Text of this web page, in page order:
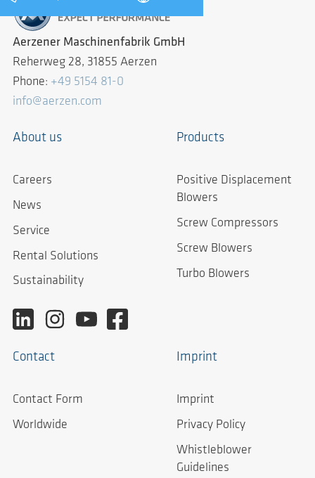
Aerzener Maschinenfabrik GmbH
Reherweg 28, 31855 Aerzen
Phone: +49 5154 81-0
info@aerzen.com
About us
Careers
News
Service
Rental Solutions
Sustainability
Products
Positive Displacement
Blowers
Screw Compressors
Screw Blowers
Turbo Blowers
Contact
Contact Form
Worldwide
Imprint
Imprint
Privacy Policy
Whistleblower
Guidelines